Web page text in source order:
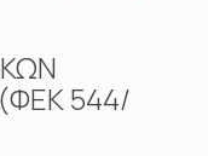
544/